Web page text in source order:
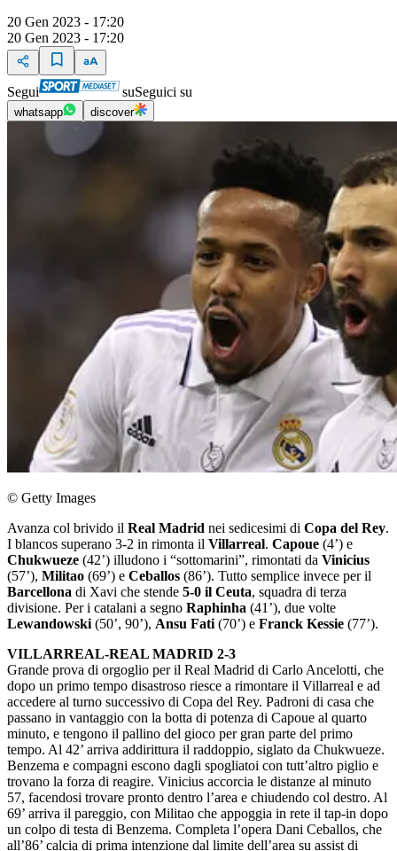
20 Gen 2023 - 17:20
20 Gen 2023 - 17:20
Segui suSeguici su
whatsapp discover
© Getty Images
Avanza col brivido il Real Madrid nei sedicesimi di Copa del Rey.
I blancos superano 3-2 in rimonta il Villarreal. Capoue (4’) e
Chukwueze (42’) illudono i “sottomarini”, rimontati da Vinicius
(57’), Militao (69’) e Ceballos (86’). Tutto semplice invece per il
Barcellona di Xavi che stende 5-0 il Ceuta, squadra di terza
divisione. Per i catalani a segno Raphinha (41’), due volte
Lewandowski (50’, 90’), Ansu Fati (70’) e Franck Kessie (77’).
VILLARREAL-REAL MADRID 2-3
Grande prova di orgoglio per il Real Madrid di Carlo Ancelotti, che
dopo un primo tempo disastroso riesce a rimontare il Villarreal e ad
accedere al turno successivo di Copa del Rey. Padroni di casa che
passano in vantaggio con la botta di potenza di Capoue al quarto
minuto, e tengono il pallino del gioco per gran parte del primo
tempo. Al 42’ arriva addirittura il raddoppio, siglato da Chukwueze.
Benzema e compagni escono dagli spogliatoi con tutt’altro piglio e
trovano la forza di reagire. Vinicius accorcia le distanze al minuto
57, facendosi trovare pronto dentro l’area e chiudendo col destro. Al
69’ arriva il pareggio, con Militao che appoggia in rete il tap-in dopo
un colpo di testa di Benzema. Completa l’opera Dani Ceballos, che
all’86’ calcia di prima intenzione dal limite dell’area su assist di